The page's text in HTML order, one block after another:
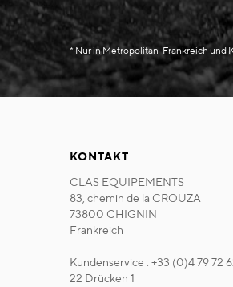
* Nur in Metropolitan-Frankreich und
KONTAKT
CLAS EQUIPEMENTS
83, chemin de la CROUZA
73800 CHIGNIN
Frankreich
Kundenservice : +33 (0)4 79 72
22 Drücken 1